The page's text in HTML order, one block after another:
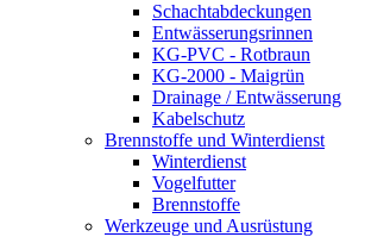
Schachtabdeckungen
Entwässerungsrinnen
KG-PVC - Rotbraun
KG-2000 - Maigrün
Drainage / Entwässerung
Kabelschutz
Brennstoffe und Winterdienst
Winterdienst
Vogelfutter
Brennstoffe
Werkzeuge und Ausrüstung